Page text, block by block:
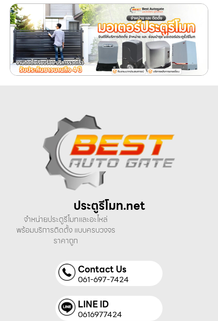
ประตูรีโมท.net
จำหน่ายประตูรีโมทและอะไหล่
พร้อมบริการติดตั้ง แบบครบวงจร
ราคาถูก
Contact Us
061-697-7424
LINE ID
0616977424